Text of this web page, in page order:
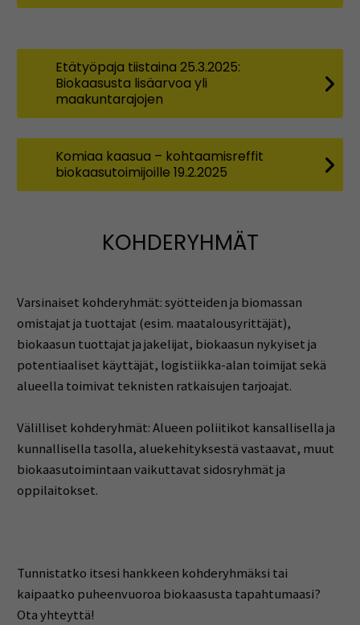
Etätyöpaja tiistaina 25.3.2025:
Biokaasusta lisäarvoa yli
maakuntarajojen
Komiaa kaasua – kohtaamisreffit
biokaasutoimijoille 19.2.2025
KOHDERYHMÄT
Varsinaiset kohderyhmät: syötteiden ja biomassan
omistajat ja tuottajat (esim. maatalousyrittäjät),
biokaasun tuottajat ja jakelijat, biokaasun nykyiset ja
potentiaaliset käyttäjät, logistiikka-alan toimijat sekä
alueella toimivat teknisten ratkaisujen tarjoajat.
Välilliset kohderyhmät: Alueen poliitikot kansallisella ja
kunnallisella tasolla, aluekehityksestä vastaavat, muut
biokaasutoimintaan vaikuttavat sidosryhmät ja
oppilaitokset.
Tunnistatko itsesi hankkeen kohderyhmäksi tai
kaipaatko puheenvuoroa biokaasusta tapahtumaasi?
Ota yhteyttä!